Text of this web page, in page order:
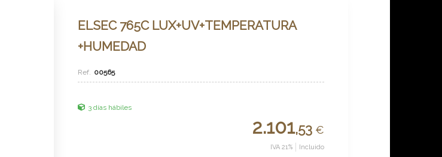
ELSEC 765C LUX+UV+TEMPERATURA
+HUMEDAD
00565
3 días hábiles
2.101,53 €
IVA 21% Incluido